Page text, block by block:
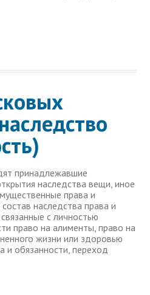
принадлежавшие
наследства вещи, иное
права и
наследства права и
с личностью
право на алименты, право на
жизни или здоровью
и обязанности, переход